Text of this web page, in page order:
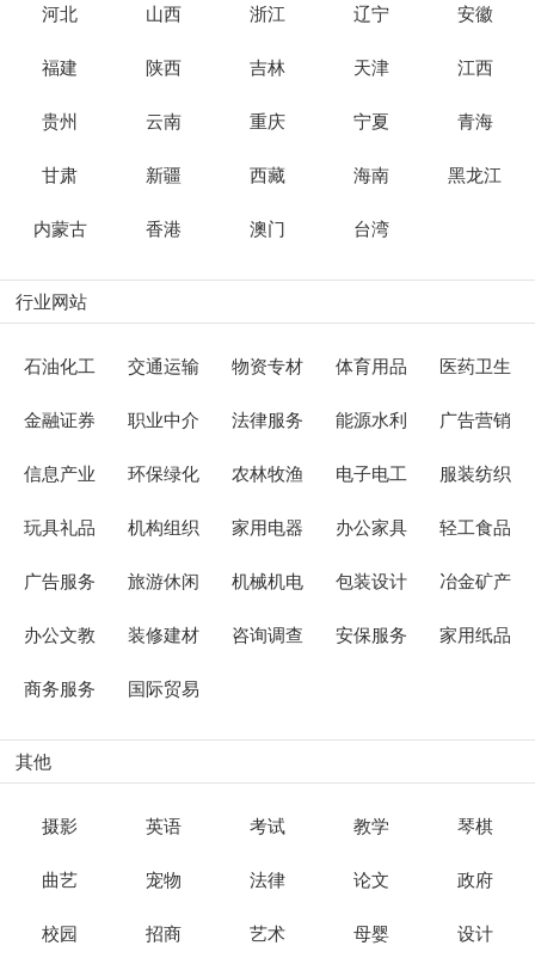
河北 山西 浙江 辽宁 安徽
福建 陕西 吉林 天津 江西
贵州 云南 重庆 宁夏 青海
甘肃 新疆 西藏 海南 黑龙江
内蒙古 香港 澳门 台湾
行业网站
石油化工 交通运输 物资专材 体育用品 医药卫生
金融证券 职业中介 法律服务 能源水利 广告营销
信息产业 环保绿化 农林牧渔 电子电工 服装纺织
玩具礼品 机构组织 家用电器 办公家具 轻工食品
广告服务 旅游休闲 机械机电 包装设计 冶金矿产
办公文教 装修建材 咨询调查 安保服务 家用纸品
商务服务 国际贸易
其他
摄影 英语 考试 教学 琴棋
曲艺 宠物 法律 论文 政府
校园 招商 艺术 母婴 设计